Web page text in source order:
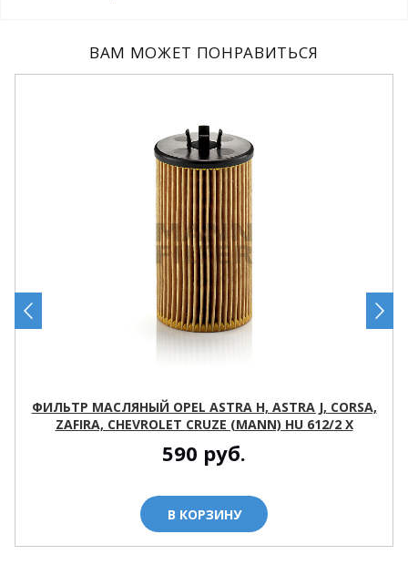
ВАМ МОЖЕТ ПОНРАВИТЬСЯ
ФИЛЬТР МАСЛЯНЫЙ OPEL ASTRA H, ASTRA J, CORSA,
ZAFIRA, CHEVROLET CRUZE (MANN) HU 612/2 X
590 руб.
В КОРЗИНУ